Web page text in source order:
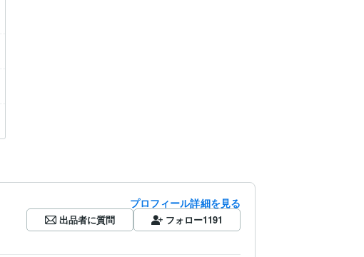
プロフィール詳細を見る
出品者に質問 フォロー1191